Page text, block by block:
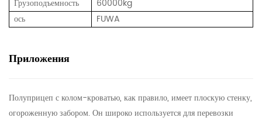
Грузоподъемность
60000kg
ось
FUWA
Приложения
Полуприцеп с колом-кроватью, как правило, имеет плоскую стенку,
огороженную забором. Он широко используется для перевозки